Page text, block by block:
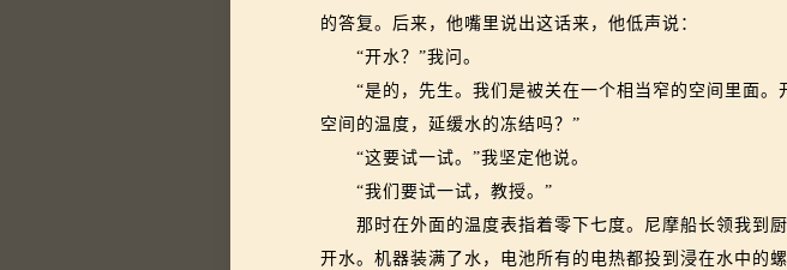
的答复。后来，他嘴里说出这话来，他低声说：
“开水？”我问。
“是的，先生。我们是被关在一个相当窄的空间里面。
空间的温度，延缓水的冻结吗？”
“这要试一试。”我坚定他说。
“我们要试一试，教授。”
那时在外面的温度表指着零下七度。尼摩船长领我到厨
开水。机器装满了水，电池所有的电热都投到浸在水中的